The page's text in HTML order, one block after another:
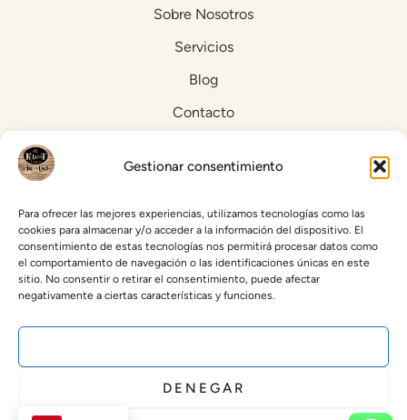
Gestionar consentimiento
Para ofrecer las mejores experiencias, utilizamos tecnologías como las
cookies para almacenar y/o acceder a la información del dispositivo. El
consentimiento de estas tecnologías nos permitirá procesar datos como
el comportamiento de navegación o las identificaciones únicas en este
sitio. No consentir o retirar el consentimiento, puede afectar
negativamente a ciertas características y funciones.
DENEGAR
Sobre Nosotros
Servicios
Blog
Contacto
Política de Cookies
Política de privacidad